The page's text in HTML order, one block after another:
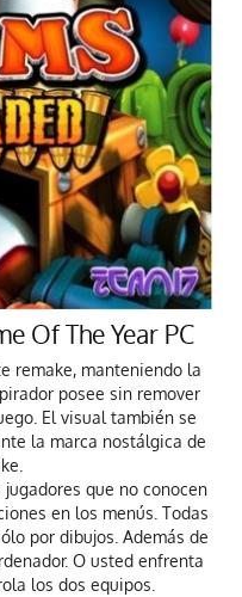
Of The Year PC
remake, manteniendo la
posee sin remover
El visual también se
la marca nostálgica de
que no conocen
en los menús. Todas
por dibujos. Además de
O usted enfrenta
los dos equipos.